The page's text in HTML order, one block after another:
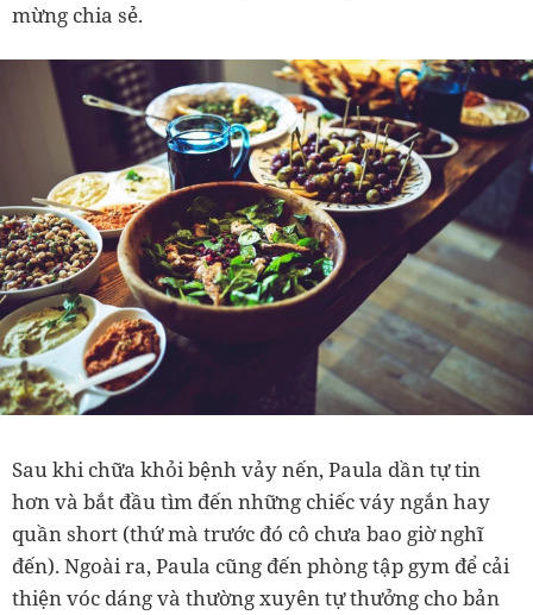
mừng chia sẻ.
Sau khi chữa khỏi bệnh vảy nến, Paula dần tự tin
hơn và bắt đầu tìm đến những chiếc váy ngắn hay
quần short (thứ mà trước đó cô chưa bao giờ nghĩ
đến). Ngoài ra, Paula cũng đến phòng tập gym để cải
thiện vóc dáng và thường xuyên tự thưởng cho bản